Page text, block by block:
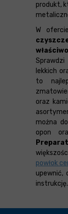
produkt,
W
lekkich
to
oraz
można
opon
powłok
upewnić,
instrukcję.